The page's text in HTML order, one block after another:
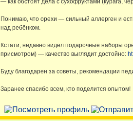
— как обстоят дела с сухофруктами (курага,
Понимаю, что орехи — сильный аллерген и
над ребёнком.
Кстати, недавно видел подарочные наборы
присмотром) — качество выглядит достойно:
Буду благодарен за советы, рекомендации
Заранее спасибо всем, кто поделится опытом!